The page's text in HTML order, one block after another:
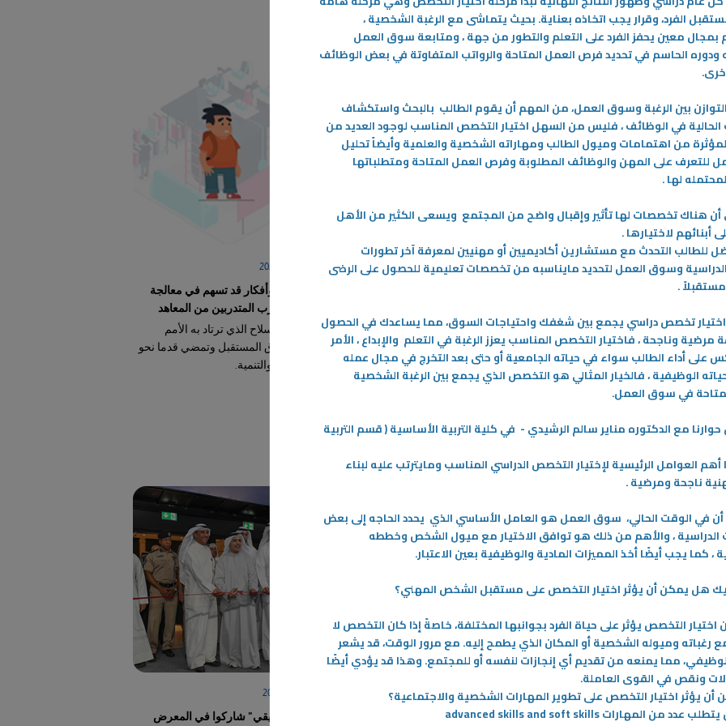
في التطبيقي: مواهب
هي شكل من أشكال الخطاب
عن مواجهة بلاغية بين
أو أكثر
25‏/03‏/2024
الحياة خلال الشهر الفضيل ؟
شهر رمضان المبارك هو شهر ذو طابع
خاص ومميز يجمع ما بين الروحانية
والعادات والتقاليد الجميلة، كالعبادات
اقتراحات وأفكار قد تسهم في معالجة
ظاهرة تسرب المتدربين من المعاهد
تعليم هو السلاح الذي ترتاد به الأمم
والدول آفاق المستقبل وتمضي قدما نحو
الاستدامة والتنمية.
هيئتي التطبيقي والقوى
28‏/12‏/2023
الفرع الجديد لكلية التربية الأساسية
أبناء "التطبيقي" شاركوا في المعرض
الفرد، وقرار يجب اتخاذه بعناية. بحيث يتماشى مع الرغبة الشخصية ،
بمجال معين يحفز الفرد على التعلم والتطور من جهة ، ومتابعة سوق العمل
ودوره الحاسم في تحديد فرص العمل المتاحة والرواتب المتفاوتة في بعض الوظائف
.
بين الرغبة وسوق العمل، من المهم أن يقوم الطالب بالبحث واستكشاف
الحالية في الوظائف ، فليس من السهل اختيار التخصص المناسب لوجود العديد من
من اهتمامات وميول الطالب ومهاراته الشخصية والعلمية وأيضاً تحليل
للتعرف على المهن والوظائف المطلوبة وفرص العمل المتاحة ومتطلباتها
لها.
أن هناك تخصصات لها تأثير وإقبال واضح من المجتمع ويسعى الكثير من الأهل
أبنائهم لاختيارها.
للطالب التحدث مع مستشارين أكاديميين أو مهنيين لمعرفة آخر تطورات
وسوق العمل لتحديد مايناسبه من تخصصات تعليمية للحصول على الرضى
.
تخصص دراسي يجمع بين شغفك واحتياجات السوق، مما يساعدك في الحصول
وناجحة ، فاختيار التخصص المناسب يعزز الرغبة في التعلم والإبداع ، الأمر
على أداء الطالب سواء في حياته الجامعية أو حتى بعد التخرج في مجال عمله
الوظيفية ، فالخيار المثالي هو التخصص الذي يجمع بين الرغبة الشخصية
في سوق العمل.
مع الدكتوره مناير سالم الرشيدي - في كلية التربية الأساسية ( قسم التربية
العوامل الرئيسية لإختيار التخصص الدراسي المناسب ومايترتب عليه لبناء
ناجحة ومرضية.
في الوقت الحالي، سوق العمل هو العامل الأساسي الذي يحدد الحاجه إلى بعض
الدراسية ، والأهم من ذلك هو توافق الاختيار مع ميول الشخص وخططه
، كما يجب أيضًا أخذ المميزات المادية والوظيفية بعين الاعتبار.
هل يمكن أن يؤثر اختيار التخصص على مستقبل الشخص المهني؟
اختيار التخصص يؤثر على حياة الفرد بجوانبها المختلفة، خاصةً إذا كان التخصص لا
رغباته وميوله الشخصية أو المكان الذي يطمح إليه. مع مرور الوقت، قد يشعر
مما يمنعه من تقديم أي إنجازات لنفسه أو للمجتمع. وهذا قد يؤدي أيضًا
ونقص في القوى العاملة.
يؤثر اختيار التخصص على تطوير المهارات الشخصية والاجتماعية؟
عدد من المهارات